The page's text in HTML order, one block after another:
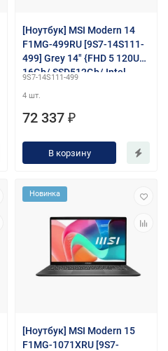
[Ноутбук] MSI Modern 14
F1MG-499RU [9S7-14S111-
499] Grey 14" {FHD 5 120U/
16Gb/ SSD512Gb/ Intel
9S7-14S111-499
4 шт.
72 337 ₽
В корзину
Новинка
[Ноутбук] MSI Modern 15
F1MG-1071XRU [9S7-